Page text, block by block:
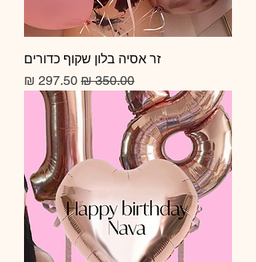
זר אסיה בלון שקוף כדורים
מחיר רגיל מחיר מבצע